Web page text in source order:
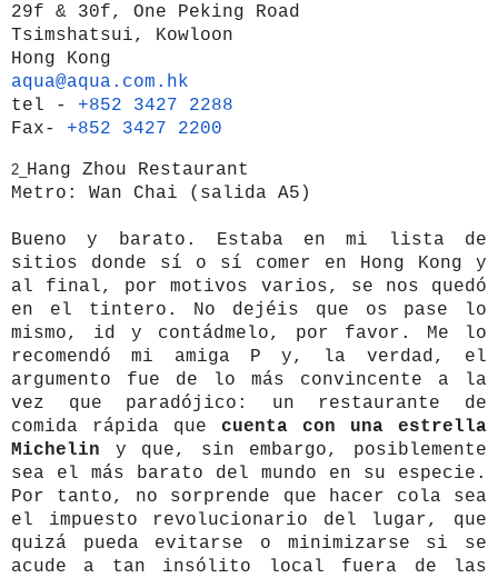
29f & 30f, One Peking Road
Tsimshatsui, Kowloon
Hong
Kong
aqua@aqua .com. hk
tel - +852 3427 2288
Fax- +852 3427 2200
2_ Hang Zhou Restaurant
Metro: Wan Chai (salida A5)
Bueno y barato. Estaba en mi lista de
sitios donde sí o sí comer en Hong Kong y
al final, por motivos varios, se nos quedó
en el tintero. No dejéis que os pase lo
mismo, id y contádmelo, por favor. Me lo
recomendó mi amiga P y, la verdad, el
argumento fue de lo más convincente a la
vez que paradójico: un restaurante de
comida rápida que cuenta con una estrella
Michelin y que, sin embargo, posiblemente
sea el más barato del mundo en su especie.
Por tanto, no sorprende que hacer cola sea
el impuesto revolucionario del lugar, que
quizá pueda evitarse o minimizarse si se
acude a tan insólito local fuera de las